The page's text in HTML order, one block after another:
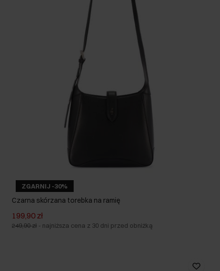
ZGARNIJ -30%
Czarna skórzana torebka na ramię
199,90 zł
249,90 zł - najniższa cena z 30 dni przed obniżką